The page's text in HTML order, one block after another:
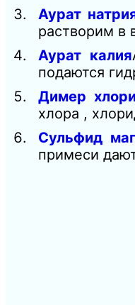
Аурат
растворим в
Аурат калия
подаются
Димер
хлора ,
Сульфид
примеси